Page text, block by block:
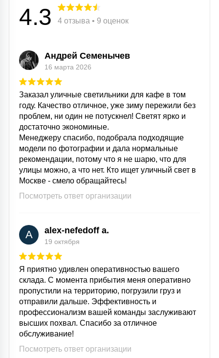
4.3 4 отзыва • 9 оценок
Андрей Семенычев
16 марта 2026
Заказал уличные светильники для кафе в том
году. Качество отличное, уже зиму пережили без
проблем, ни один не потускнел! Светят ярко и
достаточно экономиные.
Менеджеру спасибо, подобрала подходящие
модели по фотографии и дала нормальные
рекомендации, потому что я не шарю, что для
улицы можно, а что нет. Кто ищет уличный свет в
Москве - смело обращайтесь!
Посмотреть ответ организации
A alex-nefedoff a.
19 октября
Я приятно удивлен оперативностью вашего
склада. С момента прибытия меня оперативно
пропустили на территорию, погрузили груз и
отправили дальше. Эффективность и
профессионализм вашей команды заслуживают
высших похвал. Спасибо за отличное
обслуживание!
Посмотреть ответ организации